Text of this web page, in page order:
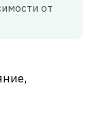
от